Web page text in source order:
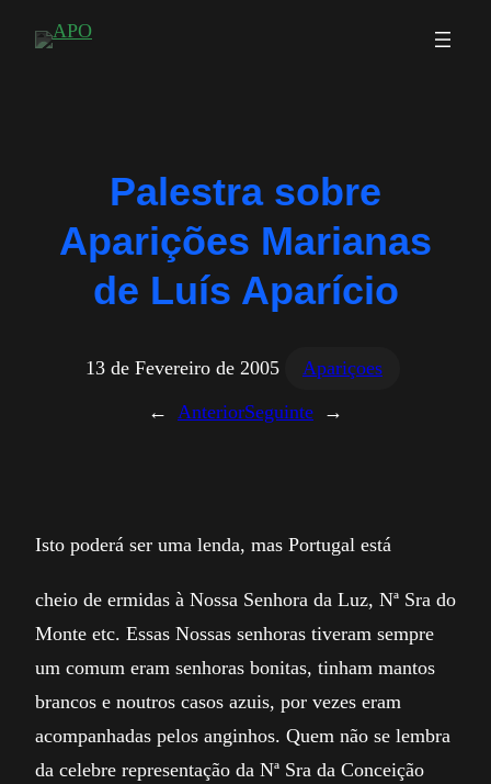
Palestra sobre
Aparições Marianas
de Luís Aparício
13 de Fevereiro de 2005
Apariçoes
← AnteriorSeguinte →
Isto poderá ser uma lenda, mas Portugal está
cheio de ermidas à Nossa Senhora da Luz, Nª Sra do
Monte etc. Essas Nossas senhoras tiveram sempre
um comum eram senhoras bonitas, tinham mantos
brancos e noutros casos azuis, por vezes eram
acompanhadas pelos anginhos. Quem não se lembra
da celebre representação da Nª Sra da Conceição